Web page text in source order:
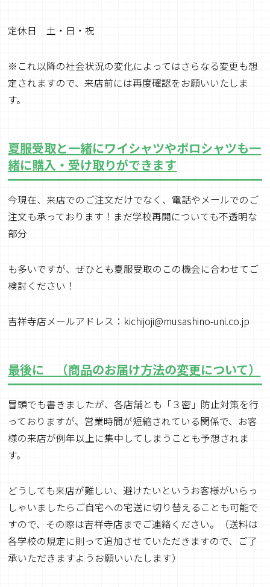
定休日 土・日・祝
※これ以降の社会状況の変化によってはさらなる変更も想
定されますので、来店前には再度確認をお願いいたしま
す。
夏服受取と一緒にワイシャツやポロシャツも一
緒に購入・受け取りができます
今現在、来店でのご注文だけでなく、電話やメールでのご
注文も承っております！まだ学校再開についても不透明な
部分
も多いですが、ぜひとも夏服受取のこの機会に合わせてご
検討ください！
吉祥寺店メールアドレス：kichijoji@musashino-uni.co.jp
最後に （商品のお届け方法の変更について）
冒頭でも書きましたが、各店舗とも「３密」防止対策を行
っておりますが、営業時間が短縮されている関係で、お客
様の来店が例年以上に集中してしまうことも予想されま
す。
どうしても来店が難しい、避けたいというお客様がいらっ
しゃいましたらご自宅への宅送に切り替えることも可能で
すので、その際は吉祥寺店までご連絡ください。（送料は
各学校の規定に則って追加させていただきますので、ご了
承いただきますようお願いいたします）